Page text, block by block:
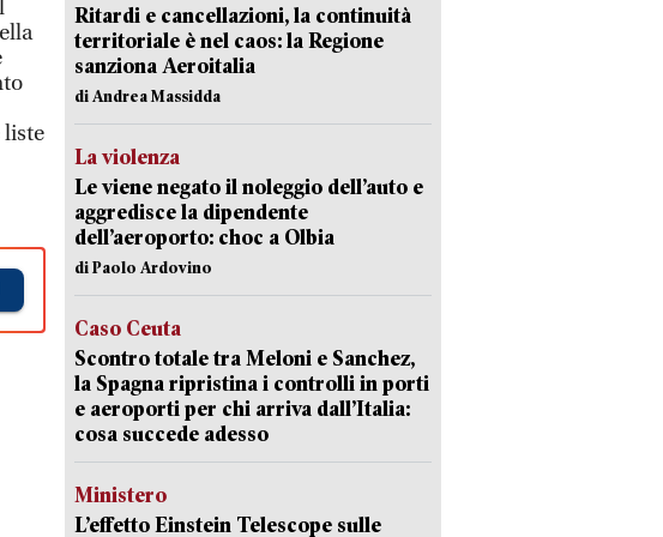
liste
Ritardi e cancellazioni, la continuità
territoriale è nel caos: la Regione
sanziona Aeroitalia
di Andrea Massidda
La violenza
Le viene negato il noleggio dell’auto e
aggredisce la dipendente
dell’aeroporto: choc a Olbia
di Paolo Ardovino
Caso Ceuta
Scontro totale tra Meloni e Sanchez,
la Spagna ripristina i controlli in porti
e aeroporti per chi arriva dall’Italia:
cosa succede adesso
Ministero
L’effetto Einstein Telescope sulle